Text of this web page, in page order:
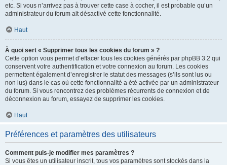
etc. Si vous n’arrivez pas à trouver cette case à cocher, il est probable qu’un
administrateur du forum ait désactivé cette fonctionnalité.
Haut
À quoi sert « Supprimer tous les cookies du forum » ?
Cette option vous permet d’effacer tous les cookies générés par phpBB 3.2 qui
conservent votre authentification et votre connexion au forum. Les cookies
permettent également d’enregistrer le statut des messages (s’ils sont lus ou
non lus) dans le cas où cette fonctionnalité a été activée par un administrateur
du forum. Si vous rencontrez des problèmes récurrents de connexion et de
déconnexion au forum, essayez de supprimer les cookies.
Haut
Préférences et paramètres des utilisateurs
Comment puis-je modifier mes paramètres ?
Si vous êtes un utilisateur inscrit, tous vos paramètres sont stockés dans la